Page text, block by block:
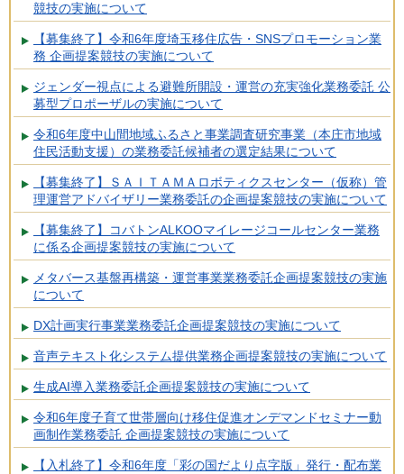
競技の実施について
【募集終了】令和6年度埼玉移住広告・SNSプロモーション業
務 企画提案競技の実施について
ジェンダー視点による避難所開設・運営の充実強化業務委託 公
募型プロポーザルの実施について
令和6年度中山間地域ふるさと事業調査研究事業（本庄市地域
住民活動支援）の業務委託候補者の選定結果について
【募集終了】ＳＡＩＴＡＭＡロボティクスセンター（仮称）管
理運営アドバイザリー業務委託の企画提案競技の実施について
【募集終了】コバトンALKOOマイレージコールセンター業務
に係る企画提案競技の実施について
メタバース基盤再構築・運営事業業務委託企画提案競技の実施
について
DX計画実行事業業務委託企画提案競技の実施について
音声テキスト化システム提供業務企画提案競技の実施について
生成AI導入業務委託企画提案競技の実施について
令和6年度子育て世帯層向け移住促進オンデマンドセミナー動
画制作業務委託 企画提案競技の実施について
【入札終了】令和6年度「彩の国だより点字版」発行・配布業